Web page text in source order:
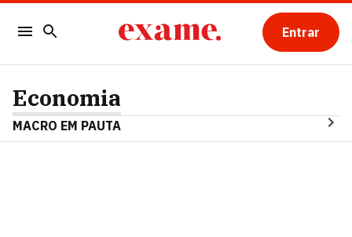
Entrar
Economia
MACRO EM PAUTA